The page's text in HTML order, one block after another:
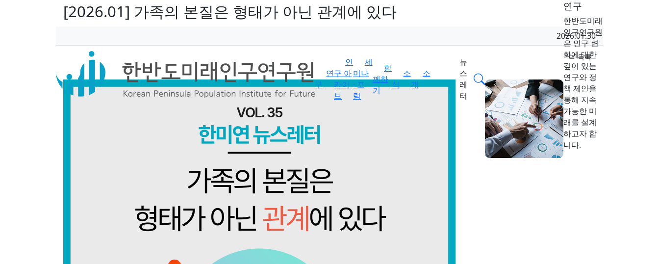
연
구
인
구 아
카이
브
세
미나
· 포
럼
함
께하
기
소
식
소
개
뉴
스
레
터
검색
연구
한반도미래
인구연구원
은 인구 변
화에 대한
깊이 있는
연구와 정
책 제안을
통해 지속
가능한 미
래를 설계
하고자 합
니다.
[2026.01] 가족의 본질은 형태가 아닌 관계에 있다
작성일
2026.01.30
목록
본문